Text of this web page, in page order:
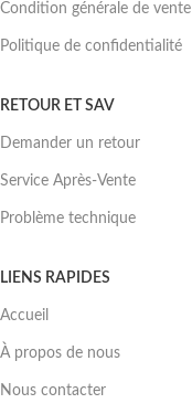
Condition générale de vente
Politique de confidentialité
RETOUR ET SAV
Demander un retour
Service Après-Vente
Problème technique
LIENS RAPIDES
Accueil
À propos de nous
Nous contacter